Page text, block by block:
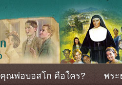
คุณพ่อบอสโก คือใคร? พระ